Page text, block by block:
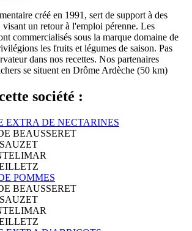
créé en 1991, sert de support à des
visant un retour à l'emploi pérenne. Les
commercialisés sous la marque domaine de
les fruits et légumes de saison. Pas
dans nos recettes. Nos partenaires
se situent en Drôme Ardèche (50 km)
société :
EXTRA DE NECTARINES
BEAUSSERET
POMMES
BEAUSSERET